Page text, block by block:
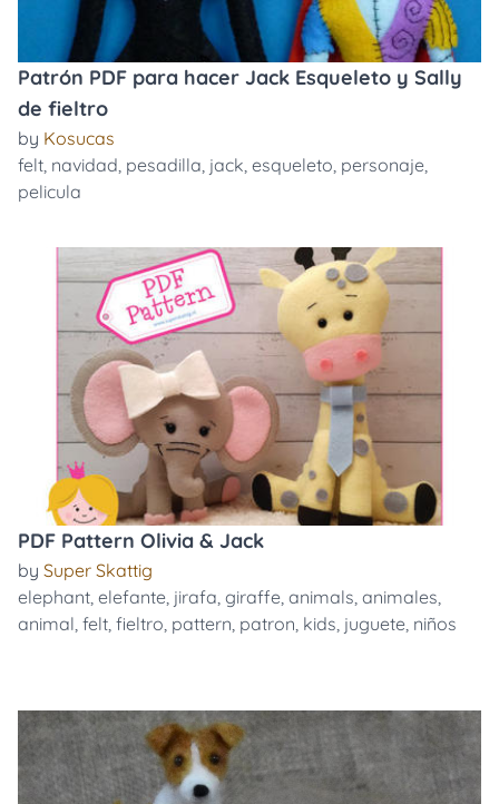
Patrón PDF para hacer Jack Esqueleto y Sally
de fieltro
by Kosucas
felt, navidad, pesadilla, jack, esqueleto, personaje,
pelicula
PDF Pattern Olivia & Jack
by Super Skattig
elephant, elefante, jirafa, giraffe, animals, animales,
animal, felt, fieltro, pattern, patron, kids, juguete, niños